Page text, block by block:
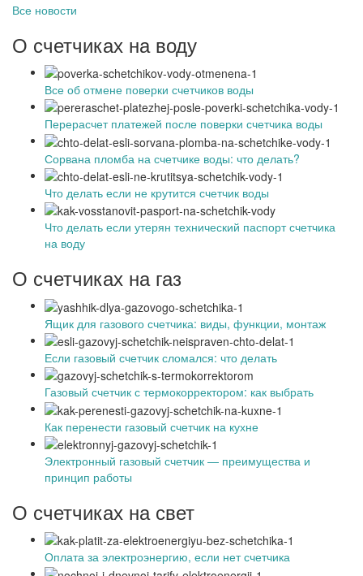
Все новости
О счетчиках на воду
Все об отмене поверки счетчиков воды
Перерасчет платежей после поверки счетчика воды
Сорвана пломба на счетчике воды: что делать?
Что делать если не крутится счетчик воды
Что делать если утерян технический паспорт счетчика
на воду
О счетчиках на газ
Ящик для газового счетчика: виды, функции, монтаж
Если газовый счетчик сломался: что делать
Газовый счетчик с термокорректором: как выбрать
Как перенести газовый счетчик на кухне
Электронный газовый счетчик — преимущества и
принцип работы
О счетчиках на свет
Оплата за электроэнергию, если нет счетчика